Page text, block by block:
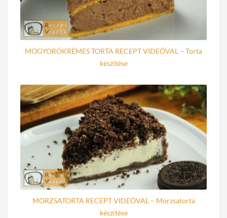
MOGYORÓKRÉMES TORTA RECEPT VIDEÓVAL – Torta
készítése
MORZSATORTA RECEPT VIDEÓVAL – Morzsatorta
készítése